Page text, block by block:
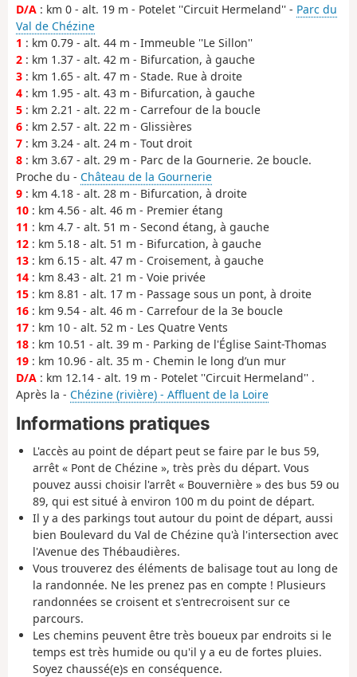
D/A : km 0 - alt. 19 m - Potelet ''Circuit Hermeland'' - Parc du
Val de Chézine
1 : km 0.79 - alt. 44 m - Immeuble ''Le Sillon''
2 : km 1.37 - alt. 42 m - Bifurcation, à gauche
3 : km 1.65 - alt. 47 m - Stade. Rue à droite
4 : km 1.95 - alt. 43 m - Bifurcation, à gauche
5 : km 2.21 - alt. 22 m - Carrefour de la boucle
6 : km 2.57 - alt. 22 m - Glissières
7 : km 3.24 - alt. 24 m - Tout droit
8 : km 3.67 - alt. 29 m - Parc de la Gournerie. 2e boucle.
Proche du - Château de la Gournerie
9 : km 4.18 - alt. 28 m - Bifurcation, à droite
10 : km 4.56 - alt. 46 m - Premier étang
11 : km 4.7 - alt. 51 m - Second étang, à gauche
12 : km 5.18 - alt. 51 m - Bifurcation, à gauche
13 : km 6.15 - alt. 47 m - Croisement, à gauche
14 : km 8.43 - alt. 21 m - Voie privée
15 : km 8.81 - alt. 17 m - Passage sous un pont, à droite
16 : km 9.54 - alt. 46 m - Carrefour de la 3e boucle
17 : km 10 - alt. 52 m - Les Quatre Vents
18 : km 10.51 - alt. 39 m - Parking de l'Église Saint-Thomas
19 : km 10.96 - alt. 35 m - Chemin le long d’un mur
D/A : km 12.14 - alt. 19 m - Potelet ''Circuit Hermeland'' .
Après la - Chézine (rivière) - Affluent de la Loire
Informations pratiques
L'accès au point de départ peut se faire par le bus 59,
arrêt « Pont de Chézine », très près du départ. Vous
pouvez aussi choisir l'arrêt « Bouvernière » des bus 59 ou
89, qui est situé à environ 100 m du point de départ.
Il y a des parkings tout autour du point de départ, aussi
bien Boulevard du Val de Chézine qu'à l'intersection avec
l'Avenue des Thébaudières.
Vous trouverez des éléments de balisage tout au long de
la randonnée. Ne les prenez pas en compte ! Plusieurs
randonnées se croisent et s'entrecroisent sur ce
parcours.
Les chemins peuvent être très boueux par endroits si le
temps est très humide ou qu'il y a eu de fortes pluies.
Soyez chaussé(e)s en conséquence.